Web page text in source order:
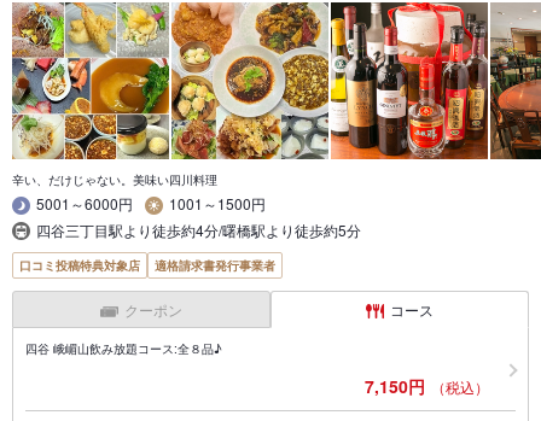
辛い、だけじゃない。美味い四川料理
5001～6000円
1001～1500円
四谷三丁目駅より徒歩約4分/曙橋駅より徒歩約5分
口コミ投稿特典対象店 適格請求書発行事業者
クーポン コース
四谷 峨嵋山飲み放題コース:全８品♪
7,150円 （税込）